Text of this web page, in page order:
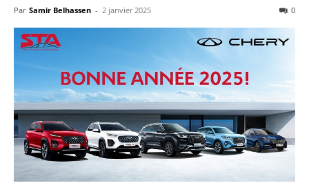
Par Samir Belhassen - 2 janvier 2025 0